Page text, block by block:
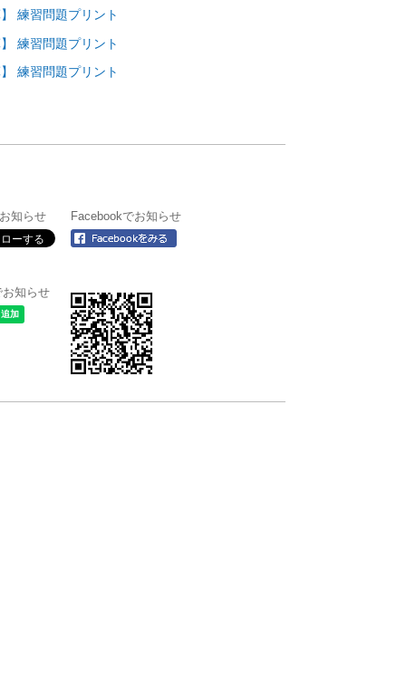
練習問題プリント
練習問題プリント
練習問題プリント
知らせ Facebookでお知らせ
知らせ